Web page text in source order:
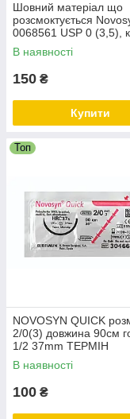
Шовний матеріал що
розсмоктується
0068561 USP 0 (3,5),
голка 48 мм 1/2,
см, фіолетовий
В наявності
150 ₴
Купити
Топ
NOVOSYN QUICK
2/0(3) довжина 90см
1/2 37mm ТЕРМІН
В наявності
100 ₴